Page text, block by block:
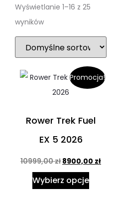
Wyświetlanie 1–16 z 25
wyników
Promocja!
Rower Trek Fuel
EX 5 2026
10999,00zł 8900,00 zł
Wybierz opcje